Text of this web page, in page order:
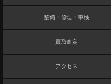
整備・修理・車検
買取査定
アクセス